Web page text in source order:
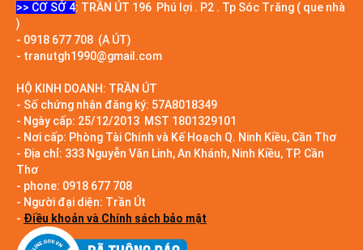
>> CƠ SỞ 4: TRẦN ÚT 196 Phú lợi . P2 . Tp Sóc Trăng ( que nhà
)
- 0918 677 708 (A ÚT)
- tranutgh1990@gmail.com
HỘ KINH DOANH: TRẦN ÚT
- Số chứng nhận đăng ký: 57A8018349
- Ngày cấp: 25/12/2013 MST 1801329101
- Nơi cấp: Phòng Tài Chính và Kế Hoạch Q. Ninh Kiều, Cần Thơ
- Địa chỉ: 333 Nguyễn Văn Linh, An Khánh, Ninh Kiều, TP. Cần
Thơ
- phone: 0918 677 708
- Người đại diện: Trần Út
- Điều khoản và Chính sách bảo mật